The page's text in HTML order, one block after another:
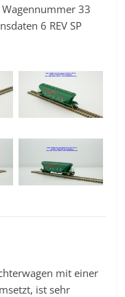
33
6 REV SP
mit einer
ist sehr